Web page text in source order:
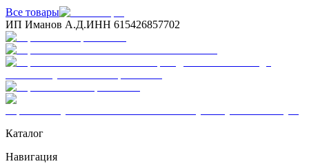
Все товары
ИП Иманов А.Д.ИНН 615426857702
Каталог
Навигация